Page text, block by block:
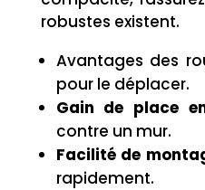
robustes existent.
Avantages des
pour le déplacer.
Gain de place
contre un mur.
Facilité de
rapidement.